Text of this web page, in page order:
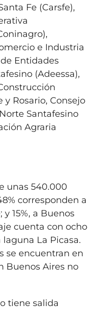
Fe (Carsfe),
e Industria
Entidades
(Adeessa),
y Rosario, Consejo
Santafesino
Agraria
unas 540.000
corresponden a
y 15%, a Buenos
cuenta con ocho
La Picasa.
se encuentran en
Buenos Aires no
tiene salida